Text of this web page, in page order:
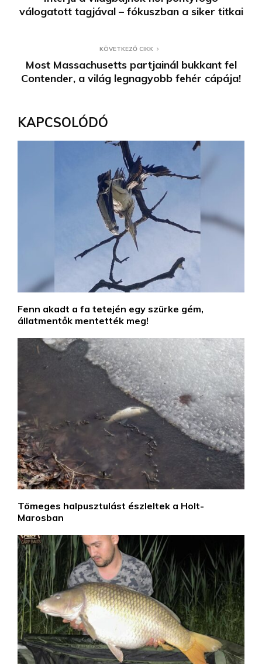
válogatott tagjával – fókuszban a siker titkai
KÖVETKEZŐ CIKK
Most Massachusetts partjainál bukkant fel
Contender, a világ legnagyobb fehér cápája!
KAPCSOLÓDÓ
Fenn akadt a fa tetején egy szürke gém,
állatmentők mentették meg!
Tömeges halpusztulást észleltek a Holt-
Marosban